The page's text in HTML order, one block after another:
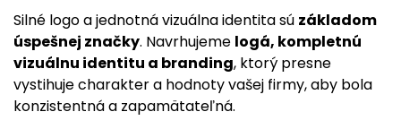
Silné logo a jednotná vizuálna identita sú základom
úspešnej značky. Navrhujeme logá, kompletnú
vizuálnu identitu a branding, ktorý presne
vystihuje charakter a hodnoty vašej firmy, aby bola
konzistentná a zapamätateľná.